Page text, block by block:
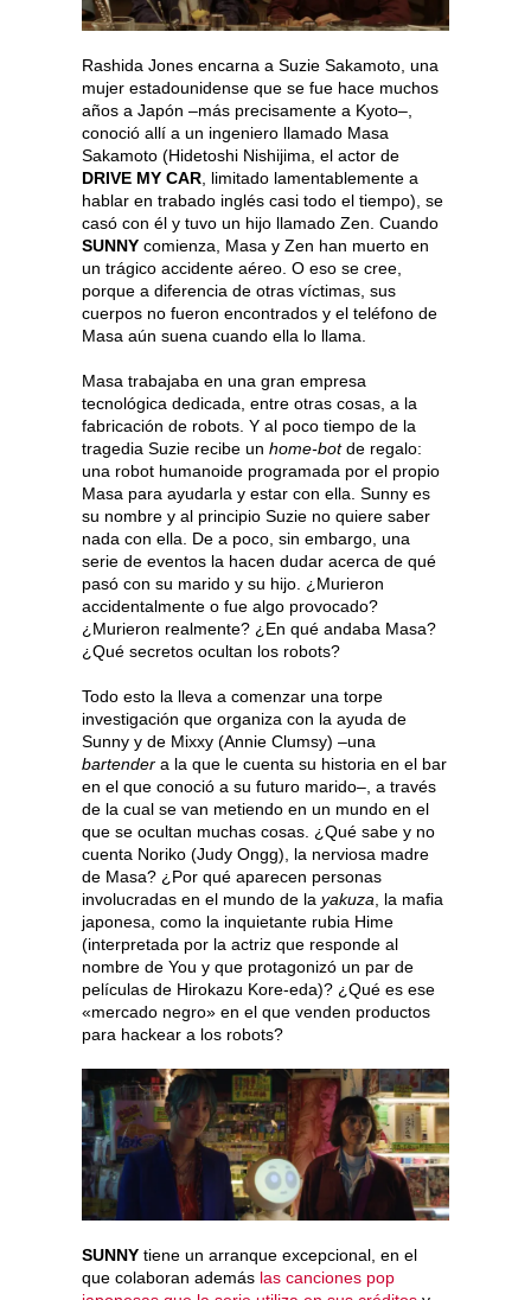
Rashida Jones encarna a Suzie Sakamoto, una
mujer estadounidense que se fue hace muchos
años a Japón –más precisamente a Kyoto–,
conoció allí a un ingeniero llamado Masa
Sakamoto (Hidetoshi Nishijima, el actor de
DRIVE MY CAR , limitado lamentablemente a
hablar en trabado inglés casi todo el tiempo), se
casó con él y tuvo un hijo llamado Zen. Cuando
SUNNY comienza, Masa y Zen han muerto en
un trágico accidente aéreo. O eso se cree,
porque a diferencia de otras víctimas, sus
cuerpos no fueron encontrados y el teléfono de
Masa aún suena cuando ella lo llama.
Masa trabajaba en una gran empresa
tecnológica dedicada, entre otras cosas, a la
fabricación de robots. Y al poco tiempo de la
tragedia Suzie recibe un home-botde regalo:
una robot humanoide programada por el propio
Masa para ayudarla y estar con ella. Sunny es
su nombre y al principio Suzie no quiere saber
nada con ella. De a poco, sin embargo, una
serie de eventos la hacen dudar acerca de qué
pasó con su marido y su hijo. ¿Murieron
accidentalmente o fue algo provocado?
¿Murieron realmente? ¿En qué andaba Masa?
¿Qué secretos ocultan los robots?
Todo esto la lleva a comenzar una torpe
investigación que organiza con la ayuda de
Sunny y de Mixxy (Annie Clumsy) –una
bartender a la que le cuenta su historia en el bar
en el que conoció a su futuro marido–, a través
de la cual se van metiendo en un mundo en el
que se ocultan muchas cosas. ¿Qué sabe y no
cuenta Noriko (Judy Ongg), la nerviosa madre
de Masa? ¿Por qué aparecen personas
involucradas en el mundo de la yakuza , la mafia
japonesa, como la inquietante rubia Hime
(interpretada por la actriz que responde al
nombre de You y que protagonizó un par de
películas de Hirokazu Kore-eda)? ¿Qué es ese
«mercado negro» en el que venden productos
para hackear a los robots?
SUNNY tiene un arranque excepcional, en el
que colaboran además las canciones pop